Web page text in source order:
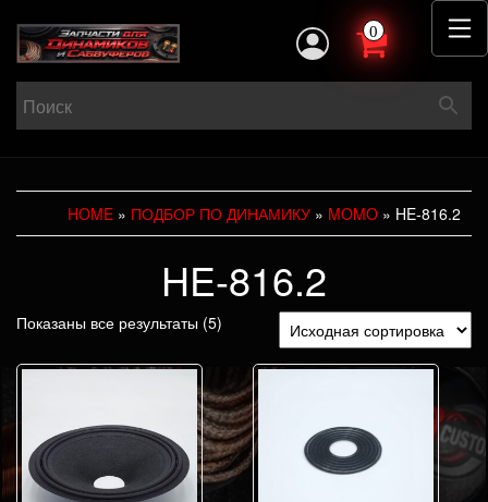
0
HOME » ПОДБОР ПО ДИНАМИКУ » MOMO » HE-816.2
HE-816.2
Показаны все результаты (5)